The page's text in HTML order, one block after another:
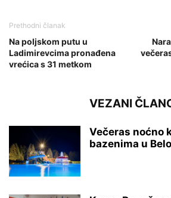
Prethodni članak
Na poljskom putu u
Ladimirevcima pronađena
vrećica s 31 metkom
VEZANI
Večeras noćno
bazenima u